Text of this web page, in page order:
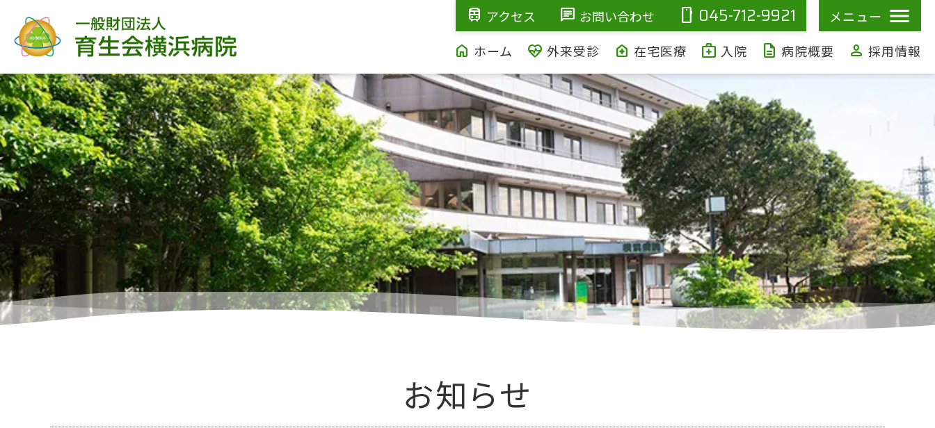
home ホーム ecg_heart 外来受診 home_health 在宅医療 medical_services 入院 description 病院概要 person 採用情報
お知らせ
train アクセス chat お問い合わせ smartphone 045-712-9921 メニュー